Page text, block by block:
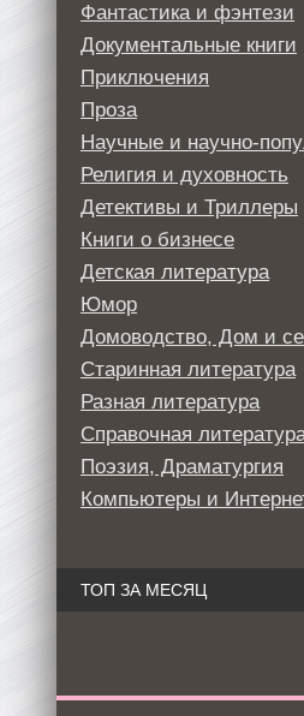
Фантастика и фэнтези
Документальные книги
Приключения
Проза
Научные и научно-
Религия и духовность
Детективы и Триллеры
Книги о бизнесе
Детская литература
Юмор
Домоводство, Дом и
Старинная литература
Разная литература
Справочная
Поэзия, Драматургия
Компьютеры и
ТОП ЗА МЕСЯЦ